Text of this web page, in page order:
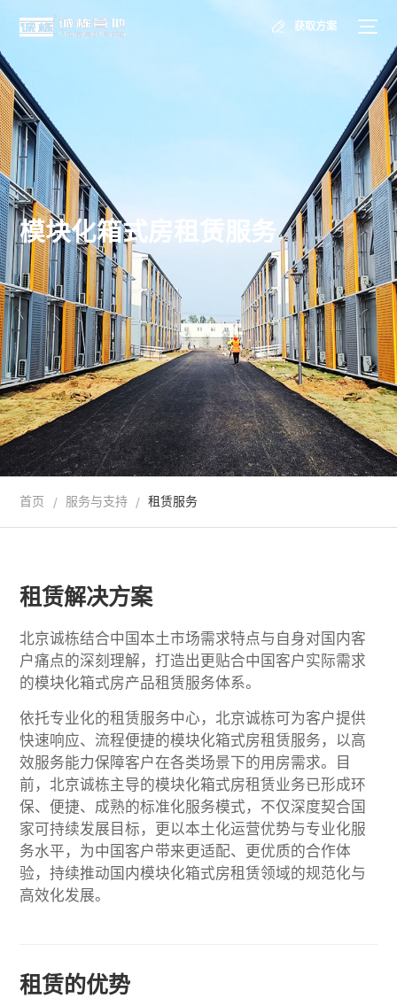
获取方案
模块化箱式房租赁服务
首页 / 服务与支持 / 租赁服务
租赁解决方案
北京诚栋结合中国本土市场需求特点与自身对国内客
户痛点的深刻理解，打造出更贴合中国客户实际需求
的模块化箱式房产品租赁服务体系。
依托专业化的租赁服务中心，北京诚栋可为客户提供
快速响应、流程便捷的模块化箱式房租赁服务，以高
效服务能力保障客户在各类场景下的用房需求。目
前，北京诚栋主导的模块化箱式房租赁业务已形成环
保、便捷、成熟的标准化服务模式，不仅深度契合国
家可持续发展目标，更以本土化运营优势与专业化服
务水平，为中国客户带来更适配、更优质的合作体
验，持续推动国内模块化箱式房租赁领域的规范化与
高效化发展。
租赁的优势